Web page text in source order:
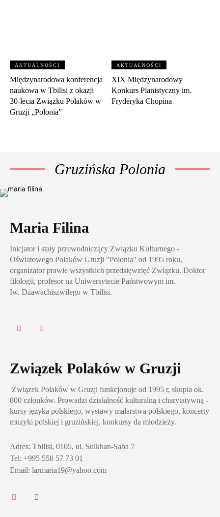
AKTUALNOŚCI
Międzynarodowa konferencja
naukowa w Tbilisi z okazji
30‑lecia Związku Polaków w
Gruzji „Polonia”
AKTUALNOŚCI
XIX Międzynarodowy
Konkurs Pianistyczny im.
Fryderyka Chopina
Gruzińska Polonia
Maria Filina
Inicjator i stały przewodniczący Związku Kulturnego -
Oświatowego Polaków Gruzji "Polonia" od 1995 roku,
organizator prawie wszystkich przedsięwzięć Związku. Doktor
filologii, profesor na Uniwersytecie Państwowym im.
Iw. Dżawachiszwilego w Tbilisi.
Związek Polaków w Gruzji
Związek Polaków w Gruzji funkcjonuje od 1995 r, skupia ok.
800 członków. Prowadzi działalność kulturalną i charytatywną -
kursy języka polskiego, wystawy malarstwa polskiego, koncerty
muzyki polskiej i gruzińskiej, konkursy da młodzieży.
Adres: Tbilisi, 0105, ul. Sulkhan-Saba 7
Tel: +995 558 57 73 01
Email: larmaria19@yahoo.com